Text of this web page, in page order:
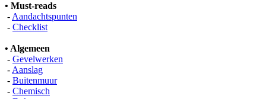
• Must-reads
- Aandachtspunten
- Checklist
• Algemeen
- Gevelwerken
- Aanslag
- Buitenmuur
- Chemisch